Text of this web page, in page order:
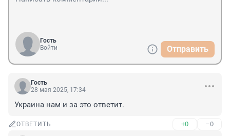
Гость
Войти
Отправить
Гость
28 мая 2025, 17:34
Украина нам и за это ответит.
ОТВЕТИТЬ +0 –0